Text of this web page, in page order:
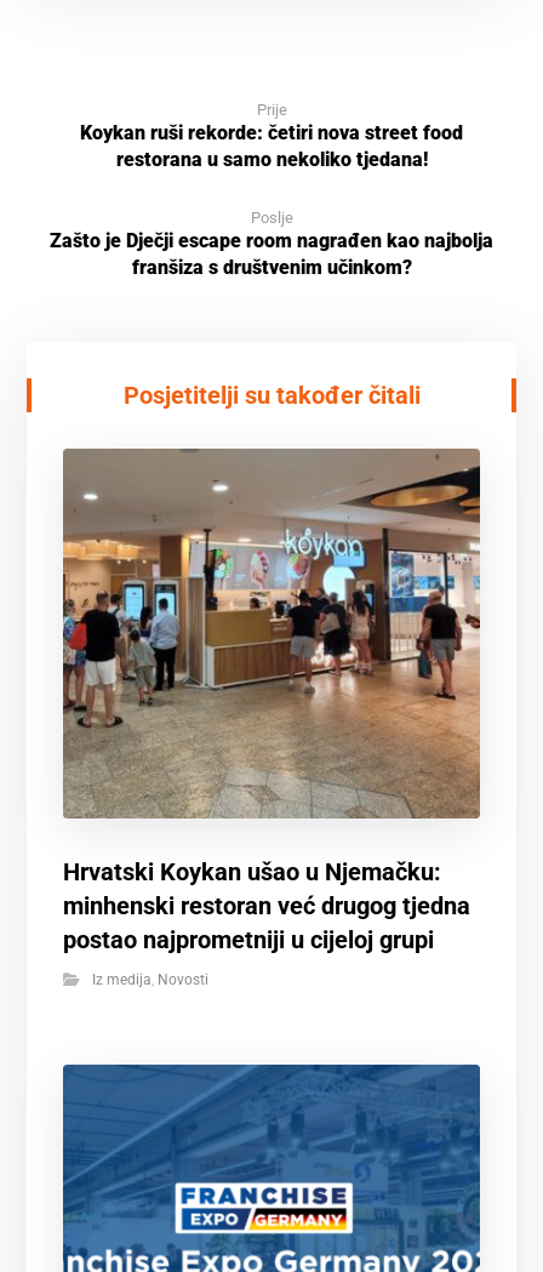
Prije
Koykan ruši rekorde: četiri nova street food
restorana u samo nekoliko tjedana!
Poslje
Zašto je Dječji escape room nagrađen kao najbolja
franšiza s društvenim učinkom?
Posjetitelji su također čitali
Hrvatski Koykan ušao u Njemačku:
minhenski restoran već drugog tjedna
postao najprometniji u cijeloj grupi
Iz medija, Novosti